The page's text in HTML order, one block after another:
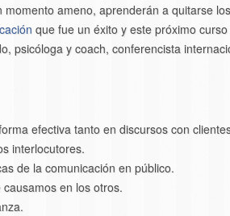
ameno, aprenderán a quitarse
que fue un éxito y este próximo
psicóloga y coach, conferencista
efectiva tanto en discursos con
interlocutores.
de la comunicación en público.
en los otros.